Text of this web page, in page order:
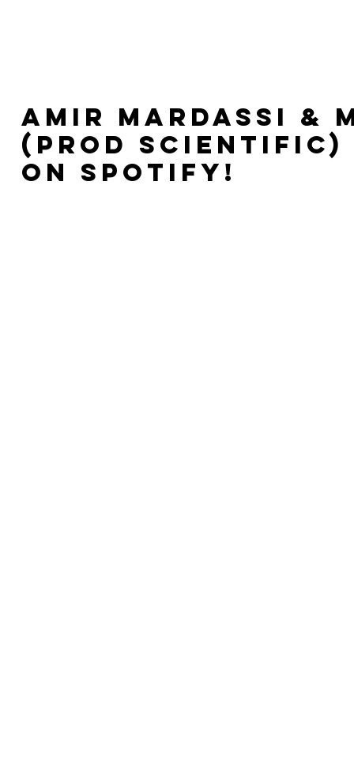
Amir Mardassi &
(Prod Scientific)
on spotify!